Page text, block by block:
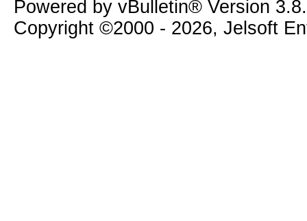
Powered by vBulletin® Version
Copyright ©2000 - 2026, Jelsoft